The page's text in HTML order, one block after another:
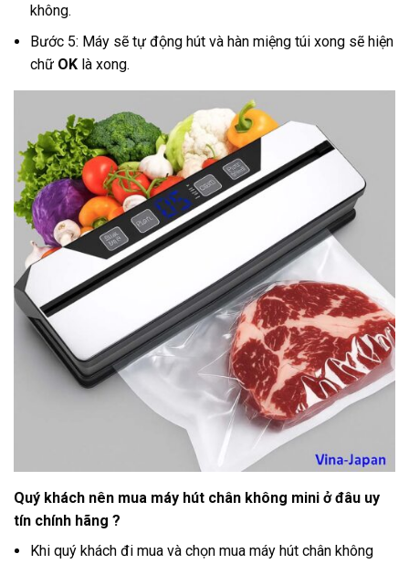
không.
Bước 5: Máy sẽ tự động hút và hàn miệng túi xong sẽ hiện
chữ OK là xong.
Quý khách nên mua máy hút chân không mini ở đâu uy
tín chính hãng ?
Khi quý khách đi mua và chọn mua máy hút chân không